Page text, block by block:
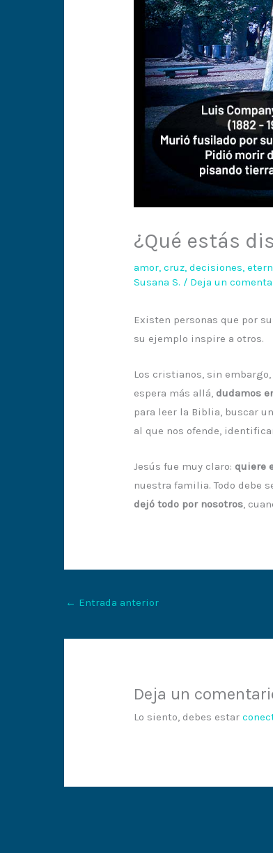
¿Qué estás
amor,cruz,decisiones,
Susana S. / Deja un
Existen personas que por
su ejemplo inspire a otros.
Los cristianos, sin
espera más allá, dudamos
para leer la Biblia, buscar
al que nos ofende,
Jesús fue muy claro: quiere
nuestra familia. Todo debe
dejó todo por nosotros,
← Entrada anterior
Deja un
Lo siento, debes estar